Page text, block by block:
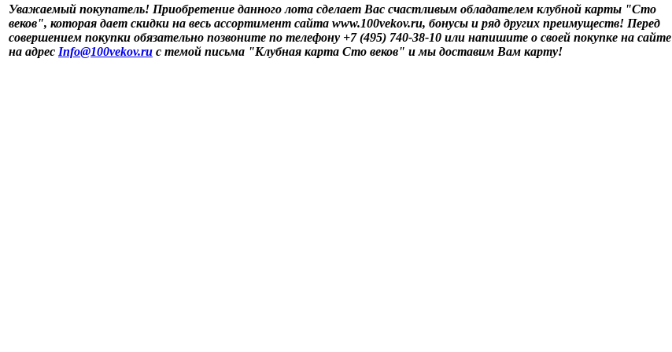
Уважаемый покупатель! Приобретение данного лота сделает Вас счастливым обладателем клубной карты "Сто
веков", которая дает скидки на весь ассортимент сайта www.100vekov.ru, бонусы и ряд других преимуществ! Перед
совершением покупки обязательно позвоните по телефону +7 (495) 740-38-10 или напишите о своей покупке на сайте
на адрес Info@100vekov.ru с темой письма "Клубная карта Сто веков" и мы доставим Вам карту!